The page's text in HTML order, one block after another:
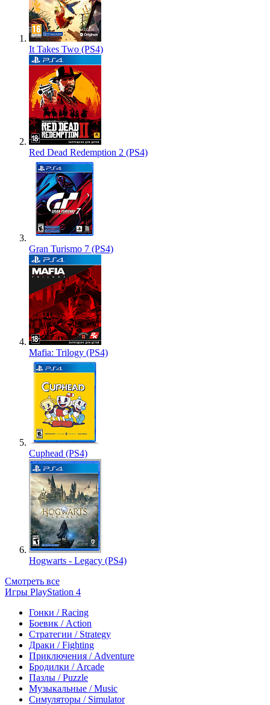
It Takes Two (PS4)
Red Dead Redemption 2 (PS4)
Gran Turismo 7 (PS4)
Mafia: Trilogy (PS4)
Cuphead (PS4)
Hogwarts - Legacy (PS4)
Смотреть все
Игры PlayStation 4
Гонки / Racing
Боевик / Action
Стратегии / Strategy
Драки / Fighting
Приключения / Adventure
Бродилки / Arcade
Пазлы / Puzzle
Музыкальные / Music
Симуляторы / Simulator